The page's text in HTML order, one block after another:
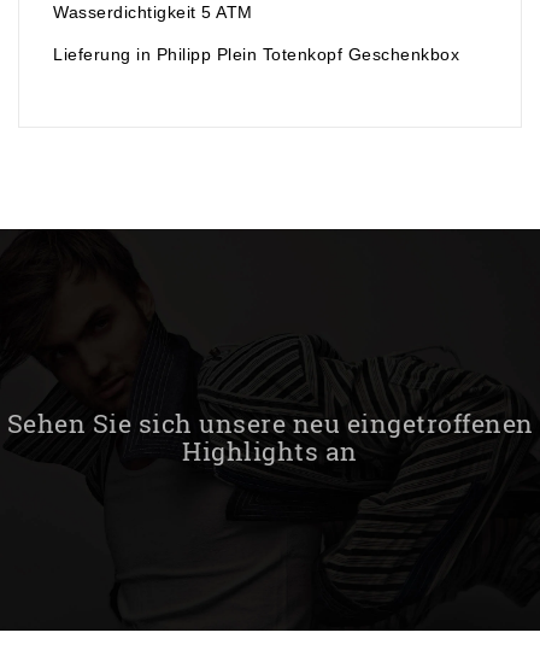
Wasserdichtigkeit 5 ATM
Lieferung in Philipp Plein Totenkopf Geschenkbox
Sehen Sie sich unsere neu eingetroffenen
Highlights an